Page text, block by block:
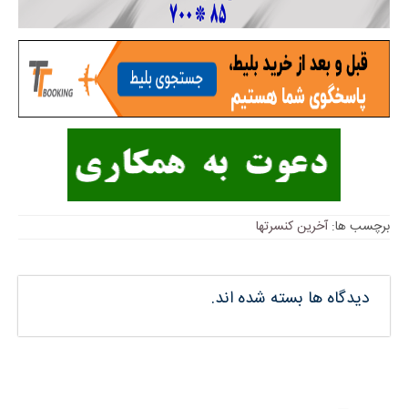
برچسب ها:آخرین کنسرتها
دیدگاه ها بسته شده اند.